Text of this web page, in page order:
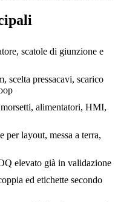
scatole di giunzione e
scelta pressacavi, scarico
alimentatori, HMI,
per layout, messa a terra,
elevato già in validazione
ed etichette secondo